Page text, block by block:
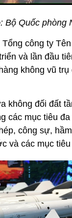
Bộ Quốc phòng
Tổng công ty
và lần đầu
không vũ
không đối đất
các mục tiêu
công sự,
và các mục